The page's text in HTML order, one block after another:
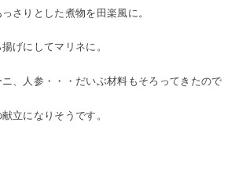
さりとした煮物を田楽風に。
げにしてマリネに。
、人参・・・だいぶ材料もそろってきたので
立になりそうです。